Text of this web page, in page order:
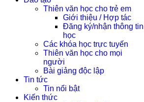
Thiên văn học cho trẻ em
Giới thiệu / Hợp tác
Đăng ký/nhận thông
học
Các khóa học trực tuyến
Thiên văn học cho mọi
người
Bài giảng độc lập
Tin tức
Tin nổi bật
Kiến thức